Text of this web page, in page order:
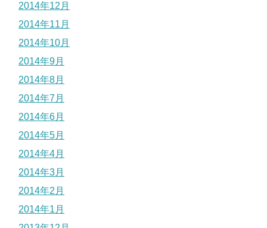
2014年12月
2014年11月
2014年10月
2014年9月
2014年8月
2014年7月
2014年6月
2014年5月
2014年4月
2014年3月
2014年2月
2014年1月